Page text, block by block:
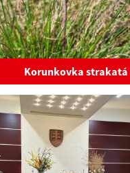
Korunkovka strakatá